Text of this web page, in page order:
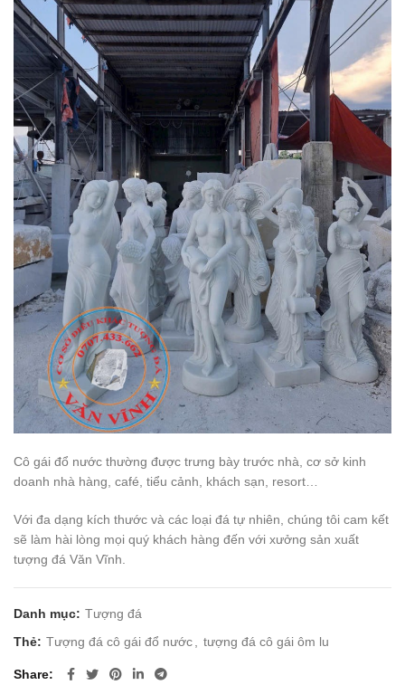
Cô gái đổ nước thường được trưng bày trước nhà, cơ sở kinh
doanh nhà hàng, café, tiểu cảnh, khách sạn, resort…
Với đa dạng kích thước và các loại đá tự nhiên, chúng tôi cam kết
sẽ làm hài lòng mọi quý khách hàng đến với xưởng sản xuất
tượng đá Văn Vĩnh.
Danh mục: Tượng đá
Thẻ: Tượng đá cô gái đổ nước tượng đá cô gái ôm lu
Share